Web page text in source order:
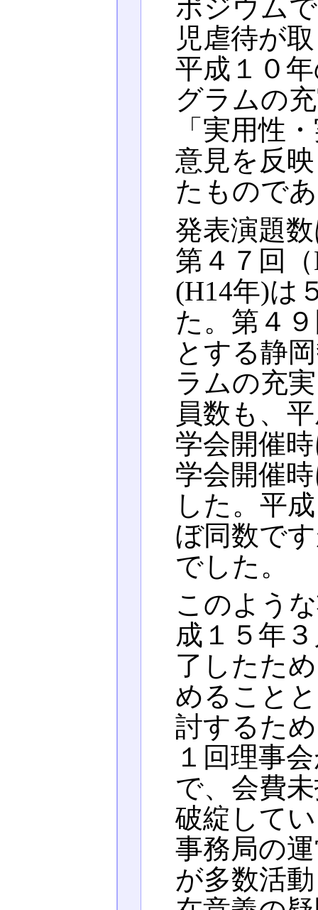
ポジウム
児虐待が
平成１０
グラムの
「実用性
意見を反
たもので
発表演題
第４７回
(H14年)は
た。第４
とする静
ラムの充
員数も、
学会開催
学会開催
した。平
ぼ同数で
でした。
このよう
成１５年
了したた
めること
討するた
１回理事
で、会費
破綻して
事務局の
が多数活